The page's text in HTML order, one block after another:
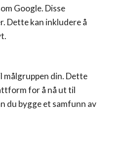
Google. Disse
Dette kan inkludere å
målgruppen din. Dette
for å nå ut til
du bygge et samfunn av